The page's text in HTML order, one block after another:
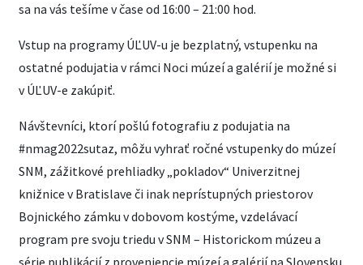
sa na vás tešíme v čase od 16:00 – 21:00 hod.
Vstup na programy ÚĽUV-u je bezplatný, vstupenku na
ostatné podujatia v rámci Noci múzeí a galérií je možné si
v ÚĽUV-e zakúpiť.
Návštevníci, ktorí pošlú fotografiu z podujatia na
#nmag2022sutaz, môžu vyhrať ročné vstupenky do múzeí
SNM, zážitkové prehliadky „pokladov“ Univerzitnej
knižnice v Bratislave či inak neprístupných priestorov
Bojnického zámku v dobovom kostýme, vzdelávací
program pre svoju triedu v SNM – Historickom múzeu a
série publikácií z proveniencie múzeí a galérií na Slovensku.